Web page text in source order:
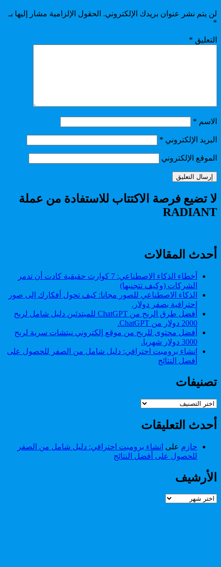
لن يتم نشر عنوان بريدك الإلكتروني. الحقول الإلزامية مشار إليها بـ
*
التعليق *
الاسم *
البريد الإلكتروني *
الموقع الإلكتروني
لا تضيع فرصة الاكتتاب للاستفادة من عملة
RADIANT
أحدث المقالات
أخطاء الذكاء الاصطناعي: 7 كوارث حقيقية كادت أن تدمر
الشركات (وكيف تتجنبها)
الذكاء الاصطناعي للصور مجانا: كيف تحول أفكارك إلى صور
احترافية بصفر دولار.
أفضل طرق الربح من ChatGPT للمبتدئين دليل شامل لربح
2000 دولار من ChatGPT.
أفضل محتوى للربح من موقع إلكتروني نيتشات سرية لربح
3000 دولار شهريا.
انشاء برومبت احترافي: دليل شامل من الصفر للحصول على
أفضل النتائج
تصنيفات
تصنيفات
أحدث التعليقات
حازم على انشاء برومبت احترافي: دليل شامل من الصفر
للحصول على أفضل النتائج
الأرشيف
الأرشيف